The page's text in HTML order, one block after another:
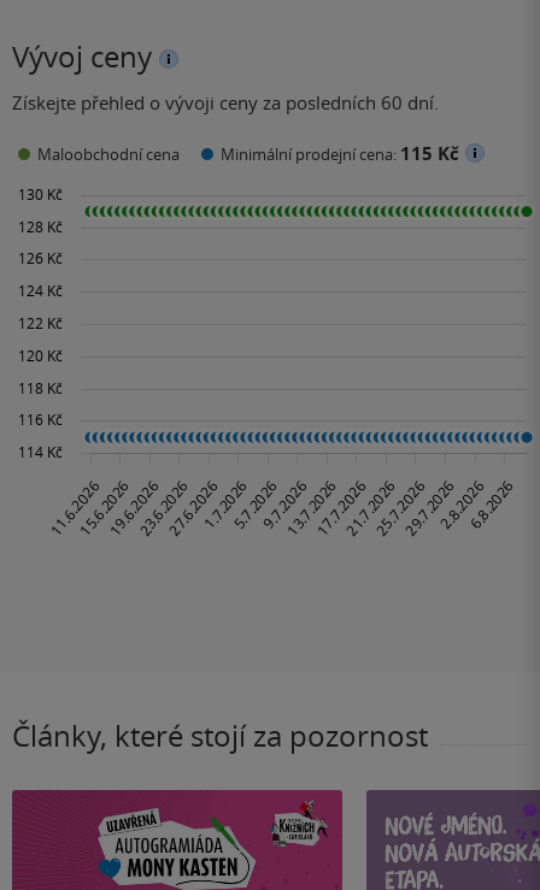
Vývoj ceny
Získejte přehled o vývoji ceny za posledních 60 dní.
Maloobchodní cena Minimální prodejní cena: 115 Kč
Články, které stojí za pozornost